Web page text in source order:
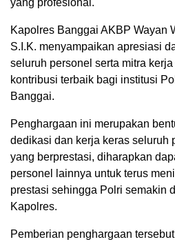
yang profesional.
Kapolres Banggai AKBP Wayan
S.I.K. menyampaikan apresiasi
seluruh personel serta mitra
kontribusi terbaik bagi institusi
Banggai.
Penghargaan ini merupakan
dedikasi dan kerja keras seluruh
yang berprestasi, diharapkan
personel lainnya untuk terus
prestasi sehingga Polri semakin
Kapolres.
Pemberian penghargaan